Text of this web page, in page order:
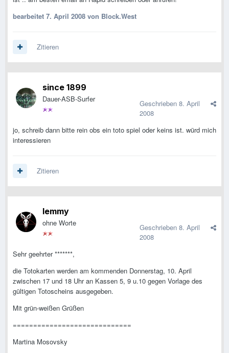
bearbeitet 7. April 2008 von Block.West
Zitieren
since 1899
Dauer-ASB-Surfer Geschrieben 8. April
2008
jo, schreib dann bitte rein obs ein toto spiel oder keins ist. würd mich
interessieren
Zitieren
lemmy
ohne Worte Geschrieben 8. April
2008
Sehr geehrter *******,
die Totokarten werden am kommenden Donnerstag, 10. April
zwischen 17 und 18 Uhr an Kassen 5, 9 u.10 gegen Vorlage des
gültigen Totoscheins ausgegeben.
Mit grün-weißen Grüßen
=============================
Martina Mosovsky